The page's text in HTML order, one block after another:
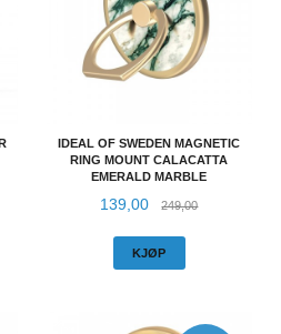
IDEAL OF SWEDEN MAGNETIC
RING MOUNT CALACATTA
EMERALD MARBLE
Tilbud
139,00 249,00Rabatt
KJØP